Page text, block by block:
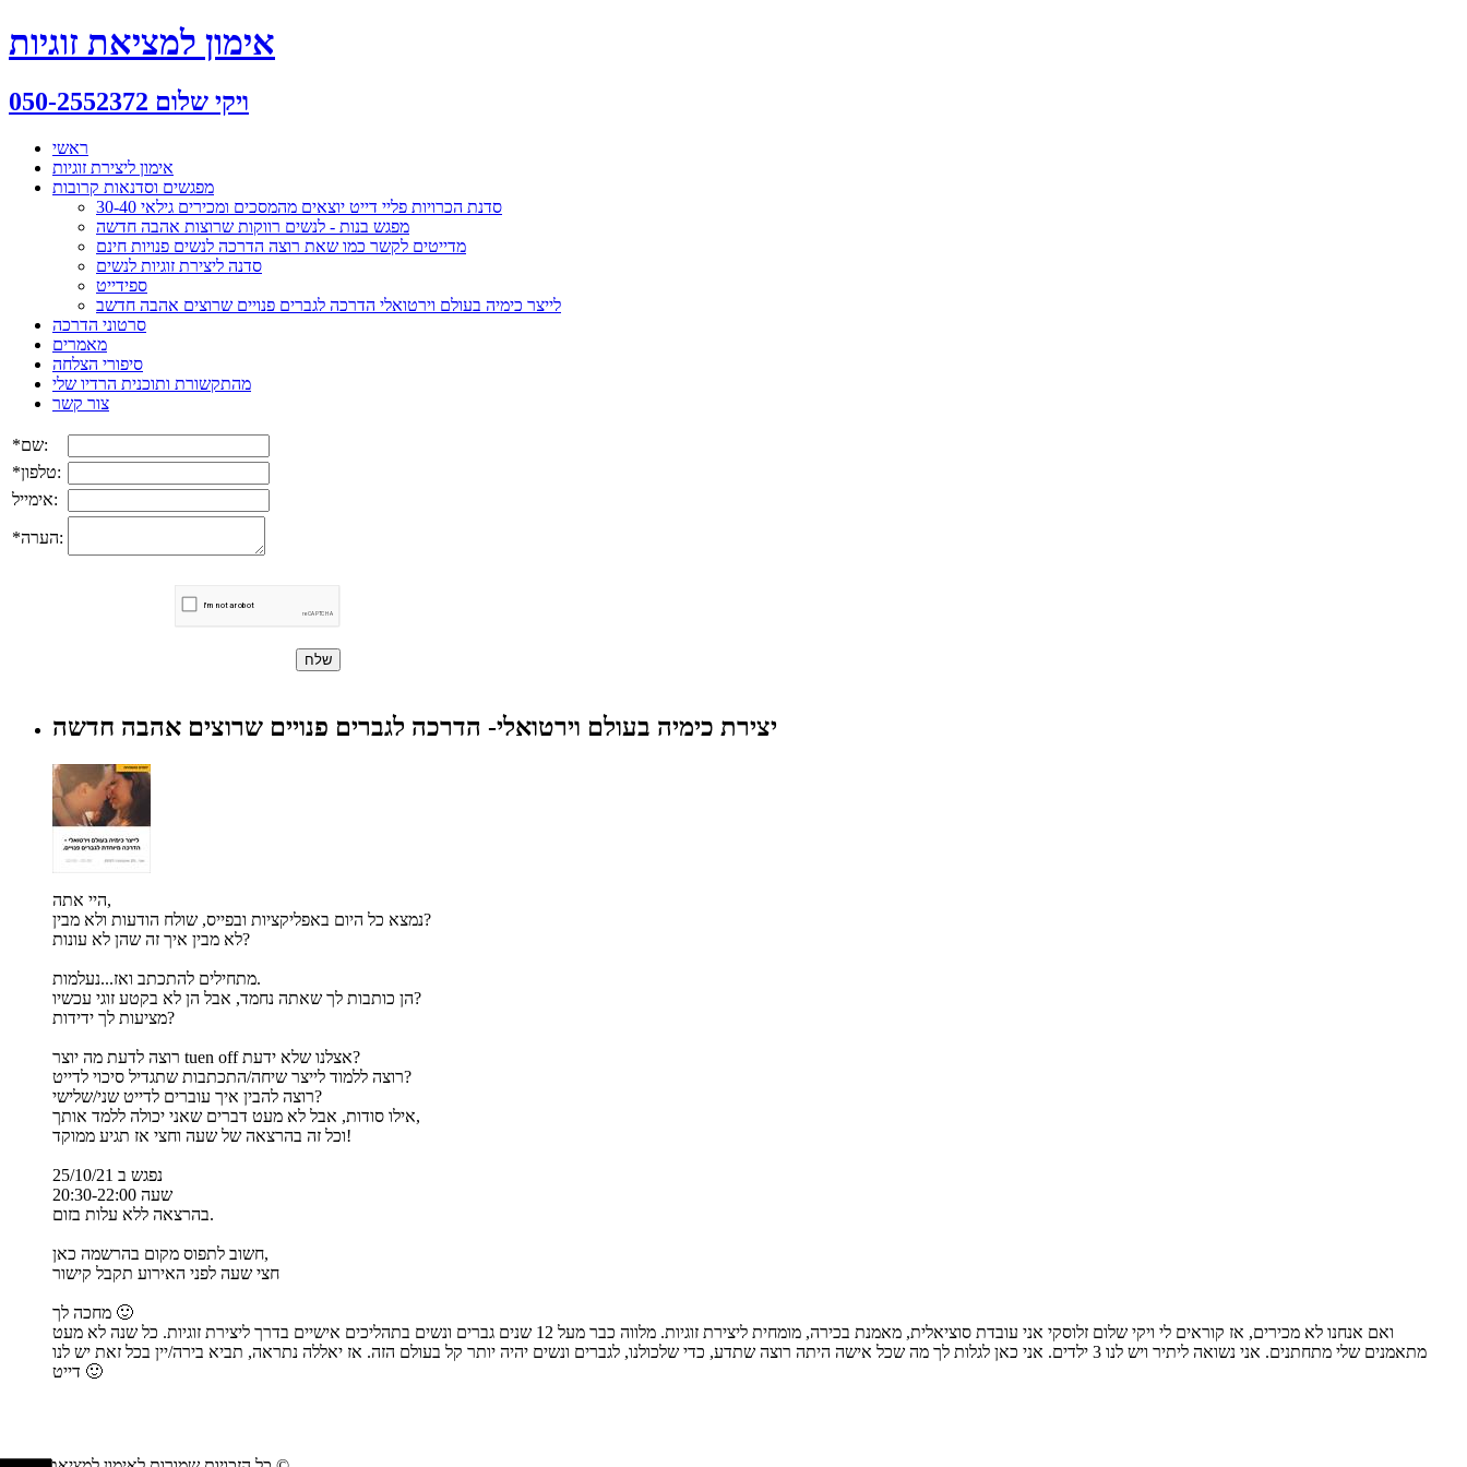
אימון למציאת זוגיות
ויקי שלום 050-2552372
ראשי
אימון ליצירת זוגיות
מפגשים וסדנאות קרובות
סדנת הכרויות פליי דייט יוצאים מהמסכים ומכירים גילאי 30-40
מפגש בנות - לנשים רווקות שרוצות אהבה חדשה
מדייטים לקשר כמו שאת רוצה הדרכה לנשים פנויות חינם
סדנה ליצירת זוגיות לנשים
ספידייט
לייצר כימיה בעולם וירטואלי הדרכה לגברים פנויים שרוצים אהבה חדשב
סרטוני הדרכה
מאמרים
סיפורי הצלחה
מהתקשורת ותוכנית הרדיו שלי
צור קשר
*שם:
*טלפון:
אימייל:
*הערה:
יצירת כימיה בעולם וירטואלי- הדרכה לגברים פנויים שרוצים אהבה חדשה
היי אתה,
נמצא כל היום באפליקציות ובפייס, שולח הודעות ולא מבין?
לא מבין איך זה שהן לא עונות?
מתחילים להתכתב ואז...נעלמות.
הן כותבות לך שאתה נחמד, אבל הן לא בקטע זוגי עכשיו?
מציעות לך ידידות?
רוצה לדעת מה יוצר tuen off אצלנו שלא ידעת?
רוצה ללמוד לייצר שיחה/התכתבות שתגדיל סיכוי לדייט?
רוצה להבין איך עוברים לדייט שני/שלישי?
אילו סודות, אבל לא מעט דברים שאני יכולה ללמד אותך,
וכל זה בהרצאה של שעה וחצי אז תגיע ממוקד!
נפגש ב 25/10/21
שעה 20:30-22:00
בהרצאה ללא עלות בזום.
חשוב לתפוס מקום בהרשמה כאן,
חצי שעה לפני האירוע תקבל קישור
מחכה לך 🙂
ואם אנחנו לא מכירים, אז קוראים לי ויקי שלום זלוסקי אני עובדת סוציאלית, מאמנת בכירה, מומחית ליצירת זוגיות. מלווה כבר מעל 12 שנים גברים ונשים בתהליכים אישיים בדרך ליצירת זוגיות. כל שנה לא מעט
מתאמנים שלי מתחתנים. אני נשואה ליתיר ויש לנו 3 ילדים. אני כאן לגלות לך מה שכל אישה היתה רוצה שתדע, כדי שלכולנו, לגברים ונשים יהיה יותר קל בעולם הזה. אז יאללה נתראה, תביא בירה/יין בכל זאת יש לנו
דייט 🙂